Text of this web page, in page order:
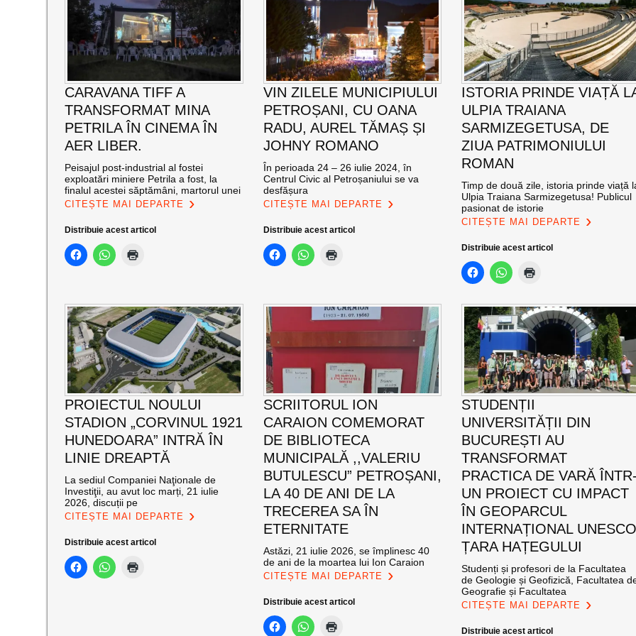
CARAVANA TIFF A
TRANSFORMAT MINA
PETRILA ÎN CINEMA ÎN
AER LIBER.
Peisajul post-industrial al fostei
exploatări miniere Petrila a fost, la
finalul acestei săptămâni, martorul unei
CITEȘTE MAI DEPARTE
Distribuie acest articol
VIN ZILELE MUNICIPIULUI
PETROȘANI, CU OANA
RADU, AUREL TĂMAȘ ȘI
JOHNY ROMANO
În perioada 24 – 26 iulie 2024, în
Centrul Civic al Petroșaniului se va
desfășura
CITEȘTE MAI DEPARTE
Distribuie acest articol
ISTORIA PRINDE VIAȚĂ
ULPIA TRAIANA
SARMIZEGETUSA, DE
ZIUA PATRIMONIULUI
ROMAN
Timp de două zile, istoria prinde viață
Ulpia Traiana Sarmizegetusa! Publicul
pasionat de istorie
CITEȘTE MAI DEPARTE
Distribuie acest articol
PROIECTUL NOULUI
STADION „CORVINUL 1921
HUNEDOARA” INTRĂ ÎN
LINIE DREAPTĂ
La sediul Companiei Naţionale de
Investiţii, au avut loc marți, 21 iulie
2026, discuții pe
CITEȘTE MAI DEPARTE
Distribuie acest articol
SCRIITORUL ION
CARAION COMEMORAT
DE BIBLIOTECA
MUNICIPALĂ ,,VALERIU
BUTULESCU” PETROȘANI,
LA 40 DE ANI DE LA
TRECEREA SA ÎN
ETERNITATE
Astăzi, 21 iulie 2026, se împlinesc 40
de ani de la moartea lui Ion Caraion
CITEȘTE MAI DEPARTE
Distribuie acest articol
STUDENȚII
UNIVERSITĂȚII DIN
BUCUREȘTI AU
TRANSFORMAT
PRACTICA DE VARĂ
UN PROIECT CU IMPACT
ÎN GEOPARCUL
INTERNAȚIONAL
ȚARA HAȚEGULUI
Studenți și profesori de la Facultatea
de Geologie și Geofizică, Facultatea
Geografie și Facultatea
CITEȘTE MAI DEPARTE
Distribuie acest articol